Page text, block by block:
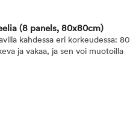
(8 panels, 80x80cm)
kahdessa eri korkeudessa: 80
ja vakaa, ja sen voi muotoilla